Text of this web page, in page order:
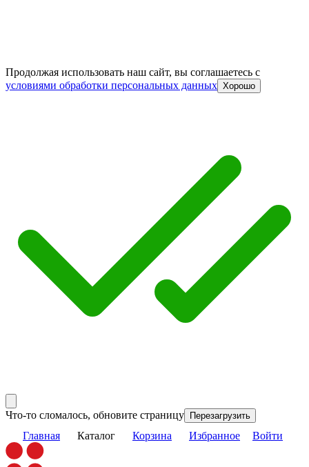
Продолжая использовать наш сайт, вы соглашаетесь c
условиями обработки персональных данных Хорошо
Что-то сломалось, обновите страницу Перезагрузить
Главная Каталог Корзина Избранное Войти